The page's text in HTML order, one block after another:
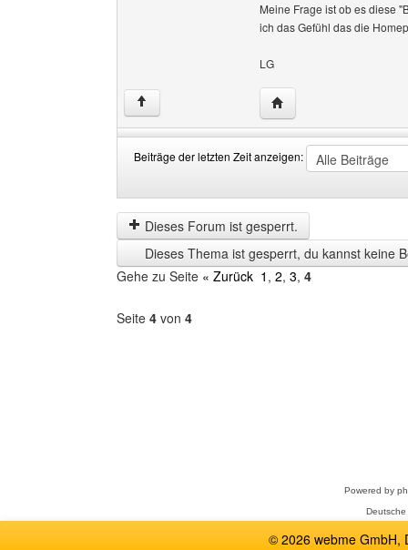
Meine Frage ist ob es diese
ich das Gefühl das die
LG
↑ Website dieses
Beiträge der letzten Zeit anzeigen:
der
letzten
Zeit
anzeigen
by
Dieses Forum ist gesperrt.
Dieses Thema ist gesperrt, du kannst keine
Gehe zu Seite « Zurück 1 , 2, 3, 4
Seite 4 von 4
Powered by
© 2026 webme GmbH,